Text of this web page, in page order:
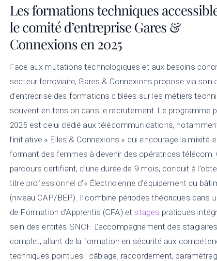
Les formations techniques
le comité d’entreprise Gares &
Connexions en 2025
Face aux mutations technologiques et aux besoins
secteur ferroviaire, Gares & Connexions propose via son
d’entreprise des formations ciblées sur les métiers
souvent en tension dans le recrutement. Le programme
2025 est celui dédié aux télécommunications,
l’initiative « Elles & Connexions » qui encourage la mixité
formant des femmes à devenir des opératrices télécom.
parcours certifiant, d’une durée de 9 mois, conduit à
titre professionnel d’« Électricienne d’équipement du
(niveau CAP/BEP). Il combine périodes théoriques dans
de Formation d’Apprentis (CFA) et stages pratiques
sein des entités SNCF. L’accompagnement des
complet, allant de la formation en sécurité aux
techniques pointues : câblage, raccordement,